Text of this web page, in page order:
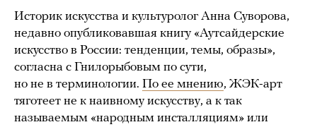
Историк искусства и культуролог Анна Суворова,
недавно опубликовавшая книгу «Аутсайдерские
искусство в России: тенденции, темы, образы»,
согласна с Гнилорыбовым по сути,
но не в терминологии. По ее мнению, ЖЭК-арт
тяготеет не к наивному искусству, а к так
называемым «народным инсталляциям» или